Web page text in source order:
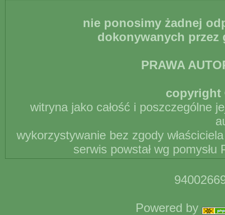
nie ponosimy żadnej
dokonywanych
PRAWA
copyright
witryna jako całość i poszczególne
wykorzystywanie bez zgody
serwis powstał wg
Powered by